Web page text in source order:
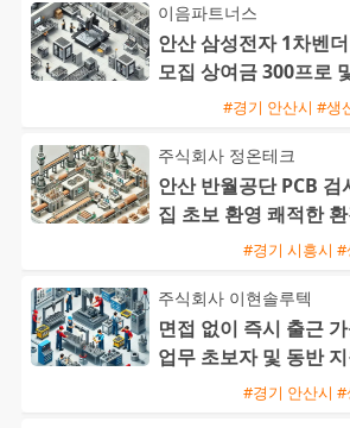
이음파트너스
안산 삼성전자 1차벤
모집 상여금 300프로
#경기 안산시 #생
주식회사 정온테크
안산 반월공단 PCB
집 초보 환영 쾌적한
#경기 시흥시 #
주식회사 이현솔루텍
면접 없이 즉시 출근
업무 초보자 및 동반
#경기 안산시 #